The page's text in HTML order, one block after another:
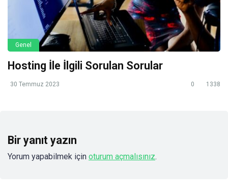
Genel
Hosting İle İlgili Sorulan Sorular
30 Temmuz 2023 0 1338
Bir yanıt yazın
Yorum yapabilmek için oturum açmalısınız.